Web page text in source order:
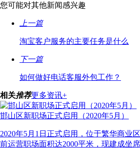
您可能对其他新闻感兴趣
上一篇
淘宝客户服务的主要任务是什么
下一篇
如何做好电话客服外包工作？
相关推荐更多资讯+
邯山区新职场正式启用（2020年5月）
2020年5月1日正式启用，位于繁华商业
前运营职场面积达2000平米，现建成坐